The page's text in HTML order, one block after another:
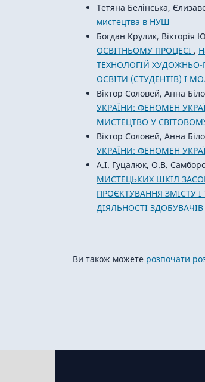
Тетяна Белінська,
мистецтва в НУШ
Богдан Крулик, Вікторія
ОСВІТНЬОМУ ПРОЦЕСІ ,
ТЕХНОЛОГІЙ ХУДОЖНЬО-
ОСВІТИ (СТУДЕНТІВ) І
Віктор Соловей, Анна
УКРАЇНИ: ФЕНОМЕН
МИСТЕЦТВО У
Віктор Соловей, Анна
УКРАЇНИ: ФЕНОМЕН
А.І. Гуцалюк, О.В.
МИСТЕЦЬКИХ ШКІЛ
ПРОЄКТУВАННЯ ЗМІСТУ
ДІЯЛЬНОСТІ
Ви також можете розпочати